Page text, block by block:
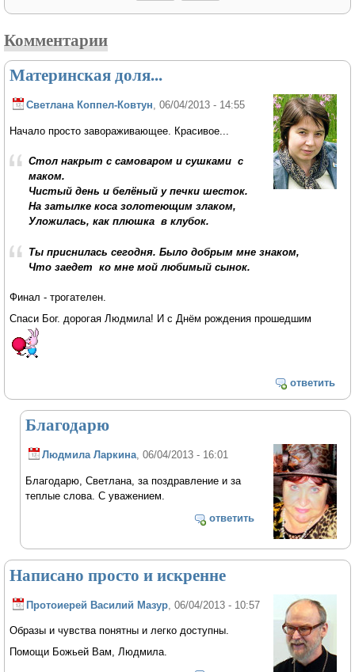
Комментарии
Материнская доля...
Светлана Коппел-Ковтун , 06/04/2013 - 14:55
Начало просто завораживающее. Красивое...
Стол накрыт с самоваром и сушками c
маком.
Чистый день и белёный у печки шесток.
На затылке коса золотеющим злаком,
Уложилась, как плюшка в клубок.
Ты приснилась сегодня. Было добрым мне знаком,
Что заедет ко мне мой любимый сынок.
Финал - трогателен.
Спаси Бог. дорогая Людмила! И с Днём рождения прошедшим
ответить
Благодарю
Людмила Ларкина , 06/04/2013 - 16:01
Благодарю, Светлана, за поздравление и за
теплые слова. С уважением.
ответить
Написано просто и искренне
Протоиерей Василий Мазур , 06/04/2013 - 10:57
Образы и чувства понятны и легко доступны.
Помощи Божьей Вам, Людмила.